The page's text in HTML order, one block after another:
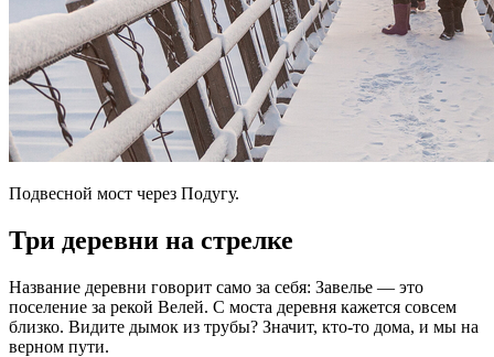
Подвесной мост через Подугу.
Три деревни на стрелке
Название деревни говорит само за себя: Завелье — это
поселение за рекой Велей. С моста деревня кажется совсем
близко. Видите дымок из трубы? Значит, кто-то дома, и мы на
верном пути.